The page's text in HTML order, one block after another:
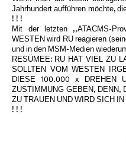
Jahrhundert aufführen möchte,
! ! !
Mit der letzten ,,ATACMS-
WESTEN wird RU reagieren
und in den MSM-Medien
RESÜMEE: RU HAT VIEL ZU
SOLLTEN VOM WESTEN
DIESE 100.000 x DREHEN
ZUSTIMMUNG GEBEN, DENN,
ZU TRAUEN UND WIRD SICH IN
! ! !